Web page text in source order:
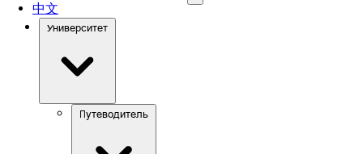
中文
Университет
Путеводитель